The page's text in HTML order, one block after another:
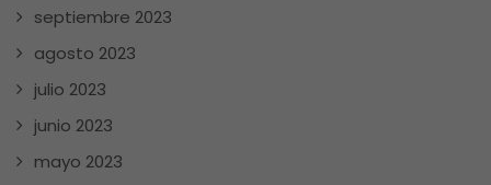
septiembre 2023
agosto 2023
julio 2023
junio 2023
mayo 2023